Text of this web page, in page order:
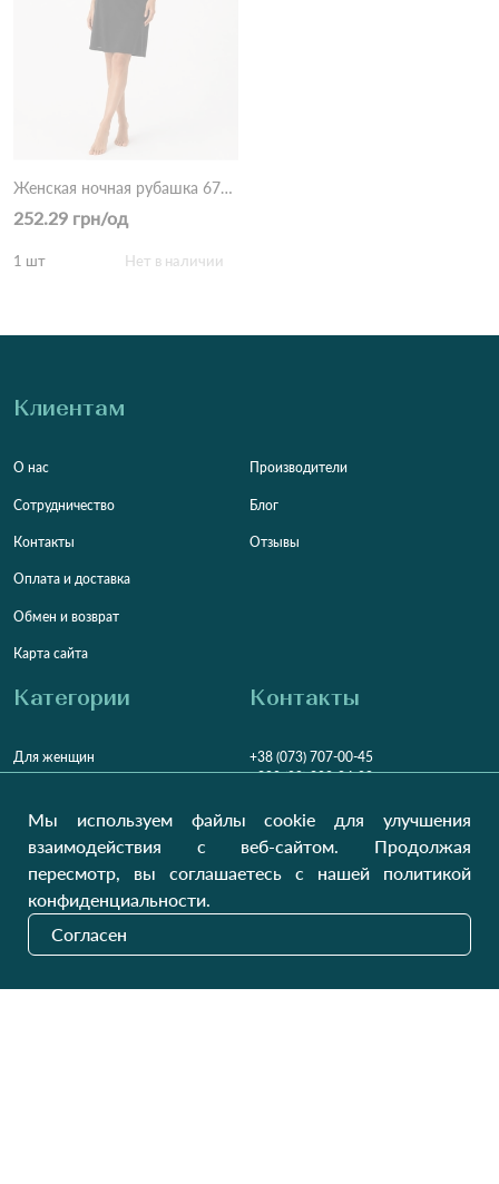
Женская ночная рубашка 674 Черный
252.29 грн/од
1 шт Нет в наличии
Клиентам
О нас
Сотрудничество
Контакты
Оплата и доставка
Обмен и возврат
Карта сайта
Производители
Блог
Отзывы
Категории
Для женщин
Для детей
Домашний текстиль
Контакты
+38 (073) 707-00-45
+380 (99) 302-84-98
Заказать звонок?
Пн-Пт9:00 - 16:00
НДВихідний
Наши обновления
Мы используем файлы cookie для улучшения
взаимодействия с веб-сайтом. Продолжая
пересмотр, вы соглашаетесь с нашей политикой
конфиденциальности.
Согласен